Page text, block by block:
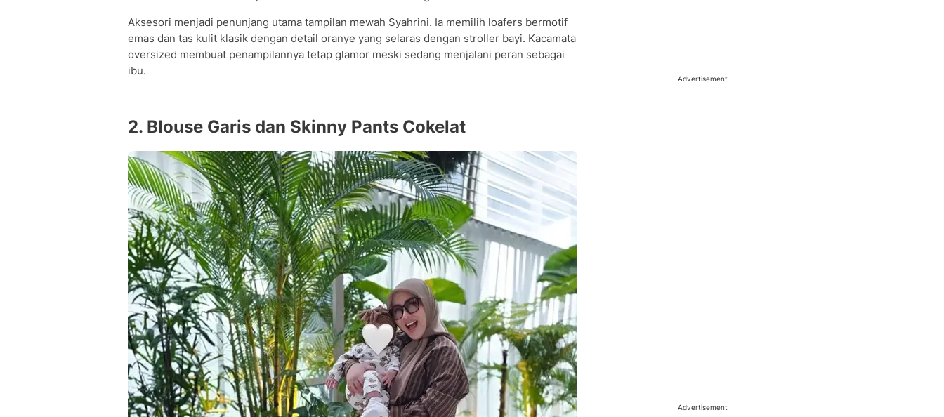
Aksesori menjadi penunjang utama tampilan mewah Syahrini. Ia memilih loafers bermotif
emas dan tas kulit klasik dengan detail oranye yang selaras dengan stroller bayi. Kacamata
oversized membuat penampilannya tetap glamor meski sedang menjalani peran sebagai
ibu.
2. Blouse Garis dan Skinny Pants Cokelat
Advertisement
Advertisement